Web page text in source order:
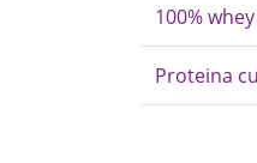
100%
Proteina